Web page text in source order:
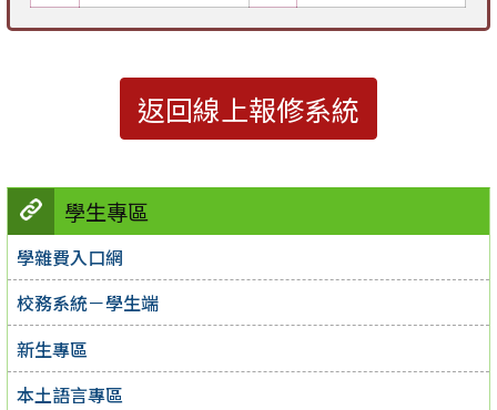
學生專區
學雜費入口網
校務系統－學生端
新生專區
本土語言專區
返回線上報修系統